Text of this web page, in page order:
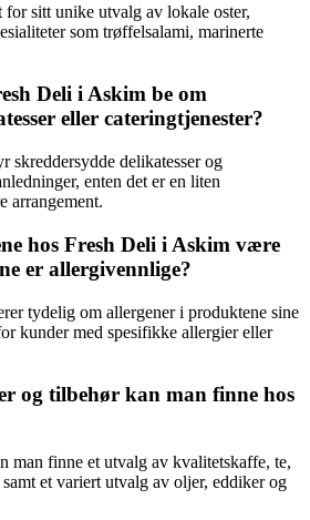
sitt unike utvalg av lokale oster,
som trøffelsalami, marinerte
Deli i Askim be om
eller cateringtjenester?
skreddersydde delikatesser og
enten det er en liten
arrangement.
hos Fresh Deli i Askim være
er allergivennlige?
tydelig om allergener i produktene sine
kunder med spesifikke allergier eller
og tilbehør kan man finne hos
man finne et utvalg av kvalitetskaffe, te,
et variert utvalg av oljer, eddiker og